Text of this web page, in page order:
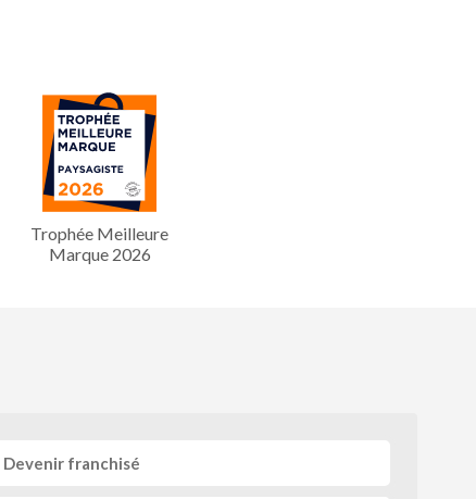
Trophée Meilleure
Marque 2026
Devenir franchisé